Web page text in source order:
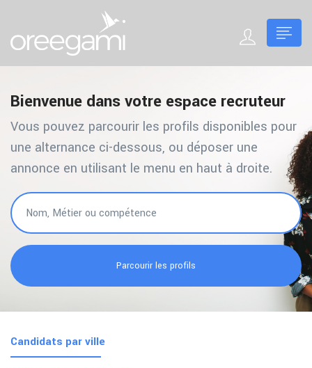
Bienvenue dans votre espace recruteur
Vous pouvez parcourir les profils disponibles pour
une alternance ci-dessous, ou déposer une
annonce en utilisant le menu en haut à droite.
Parcourir les profils
Candidats par ville